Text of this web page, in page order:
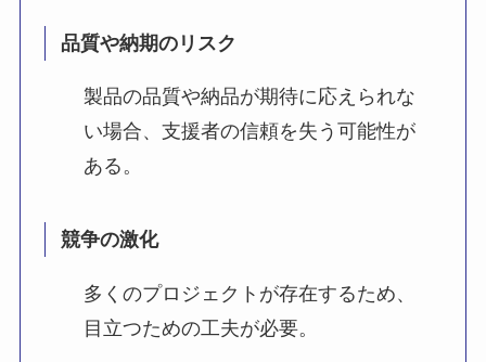
品質や納期のリスク
製品の品質や納品が期待に応えられな
い場合、支援者の信頼を失う可能性が
ある。
競争の激化
多くのプロジェクトが存在するため、
目立つための工夫が必要。